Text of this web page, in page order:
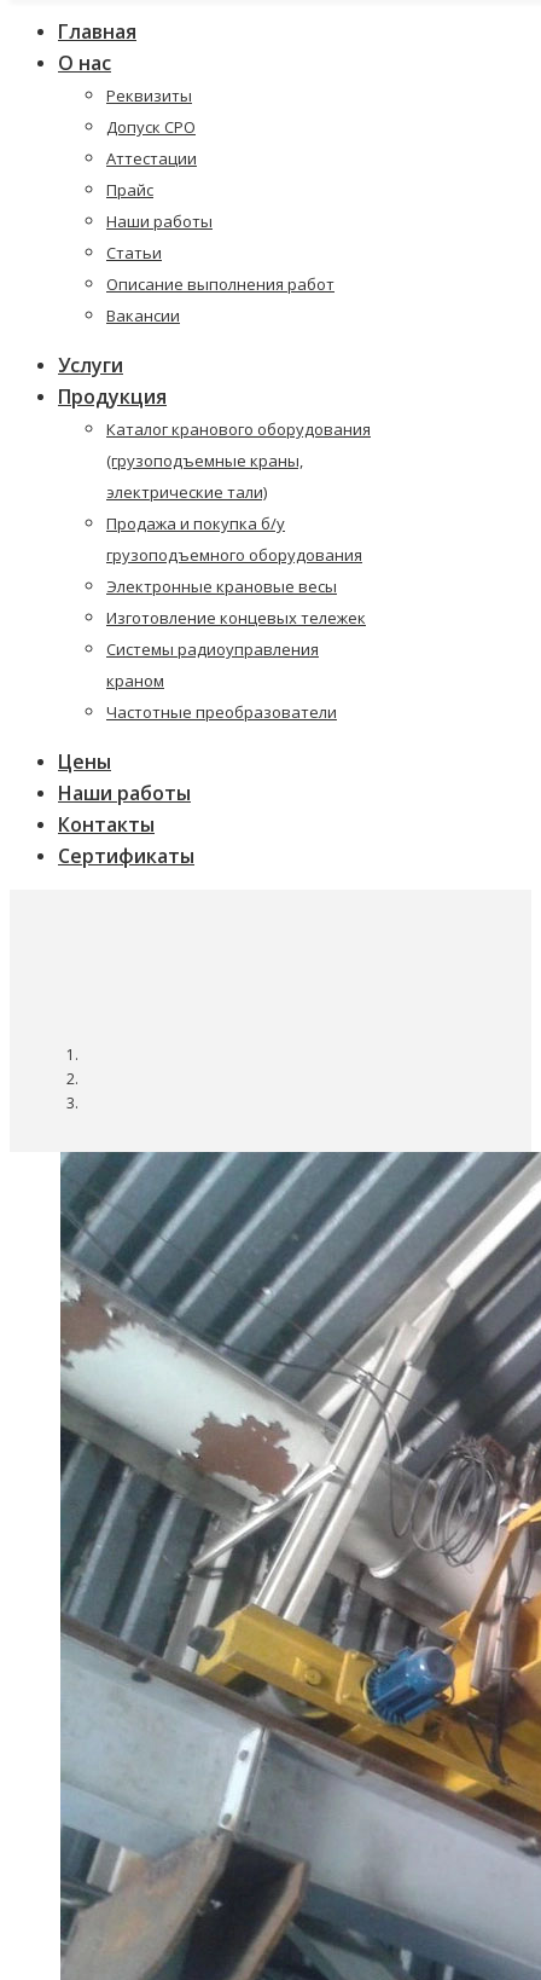
Главная
О нас
Реквизиты
Допуск СРО
Аттестации
Прайс
Наши работы
Статьи
Описание выполнения работ
Вакансии
Услуги
Продукция
Каталог кранового оборудования
(грузоподъемные краны,
электрические тали)
Продажа и покупка б/у
грузоподъемного оборудования
Электронные крановые весы
Изготовление концевых тележек
Системы радиоуправления
краном
Частотные преобразователи
Цены
Наши работы
Контакты
Сертификаты